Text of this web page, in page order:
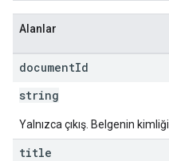
Alanlar
documentId
string
Yalnızca çıkış. Belgenin kimliği.
title